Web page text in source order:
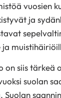
vuosien
ja
on siis tärkeä
suolan
Suolan